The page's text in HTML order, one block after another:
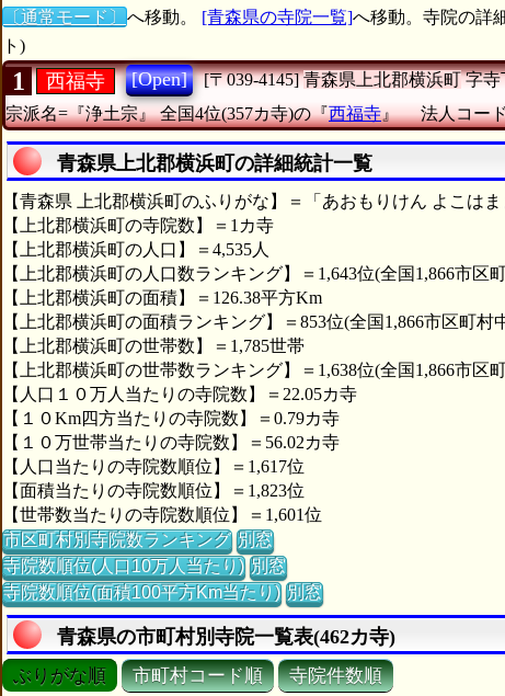
〔通常モード〕 へ移動。 [青森県の寺院一覧]へ移動。寺院の詳
ト)
1 西福寺 [Open] [〒039-4145] 青森県上北郡横浜町字寺
宗派名=『浄土宗』 全国4位(357カ寺)の『西福寺』 法人コー
青森県上北郡横浜町の詳細統計一覧
【青森県 上北郡横浜町のふりがな】＝「あおもりけん よこはま
【上北郡横浜町の寺院数】＝1カ寺
【上北郡横浜町の人口】＝4,535人
【上北郡横浜町の人口数ランキング】＝1,643位(全国1,866市区
【上北郡横浜町の面積】＝126.38平方Km
【上北郡横浜町の面積ランキング】＝853位(全国1,866市区町村
【上北郡横浜町の世帯数】＝1,785世帯
【上北郡横浜町の世帯数ランキング】＝1,638位(全国1,866市区
【人口１０万人当たりの寺院数】＝22.05カ寺
【１０Km四方当たりの寺院数】＝0.79カ寺
【１０万世帯当たりの寺院数】＝56.02カ寺
【人口当たりの寺院数順位】＝1,617位
【面積当たりの寺院数順位】＝1,823位
【世帯数当たりの寺院数順位】＝1,601位
市区町村別寺院数ランキング 別窓
寺院数順位(人口10万人当たり) 別窓
寺院数順位(面積100平方Km当たり) 別窓
青森県の市町村別寺院一覧表(462カ寺)
ぶりがな順 市町村コード順 寺院件数順